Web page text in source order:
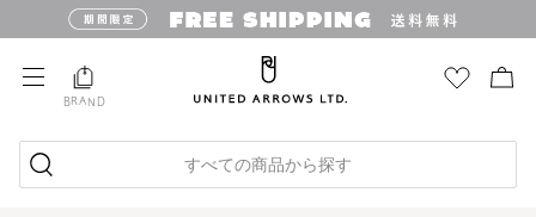
BRAND
すべての商品から探す